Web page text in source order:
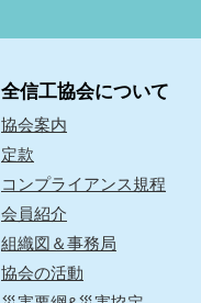
全信工協会について
協会案内
定款
コンプライアンス規程
会員紹介
組織図＆事務局
協会の活動